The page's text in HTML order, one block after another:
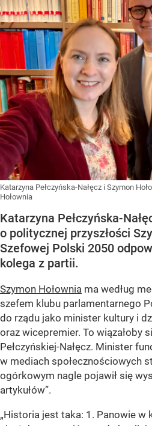
Katarzyna Pełczyńska-Nałęcz i Szymon
Hołownia
Katarzyna Pełczyńska-
o politycznej przyszłości
Szefowej Polski 2050
kolega z partii.
Szymon Hołownia ma według
szefem klubu parlamentarnego
do rządu jako minister kultury i
oraz wicepremier. To wiązałoby
Pełczyńskiej-Nałęcz. Minister
w mediach społecznościowych
ogórkowym nagle pojawił się
artykułów”.
„Historia jest taka: 1. Panowie w